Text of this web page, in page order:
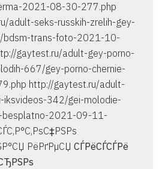
2021-08-30-277.php
adult-seks-russkih-zrelih-gey-
bdsm-trans-foto-2021-10-
gaytest.ru/adult-gey-porno-
667/gey-porno-chernie-
http://gaytest.ru/adult-
iksvideos-342/gei-molodie-
besplatno-2021-09-11-
РёРґРµСЏ СЃРёСЃСЃРё